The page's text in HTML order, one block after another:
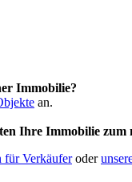
Immobilie?
an.
Ihre Immobilie zum
für Verkäuferoder